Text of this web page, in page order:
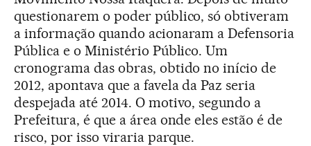
questionarem o poder público, só obtiveram
a informação quando acionaram a Defensoria
Pública e o Ministério Público. Um
cronograma das obras, obtido no início de
2012, apontava que a favela da Paz seria
despejada até 2014. O motivo, segundo a
Prefeitura, é que a área onde eles estão é de
risco, por isso viraria parque.